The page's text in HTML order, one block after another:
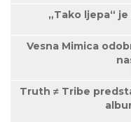
„Tako ljepa“
Vesna Mimica
Truth ≠ Tribe